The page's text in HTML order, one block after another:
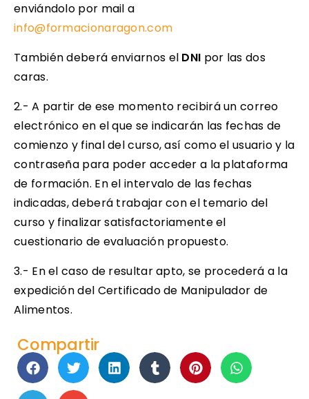
enviándolo por mail a
info@formacionaragon.com
También deberá enviarnos el DNI por las dos
caras.
2.- A partir de ese momento recibirá un correo
electrónico en el que se indicarán las fechas de
comienzo y final del curso, así como el usuario y la
contraseña para poder acceder a la plataforma
de formación. En el intervalo de las fechas
indicadas, deberá trabajar con el temario del
curso y finalizar satisfactoriamente el
cuestionario de evaluación propuesto.
3.- En el caso de resultar apto, se procederá a la
expedición del Certificado de Manipulador de
Alimentos.
Compartir